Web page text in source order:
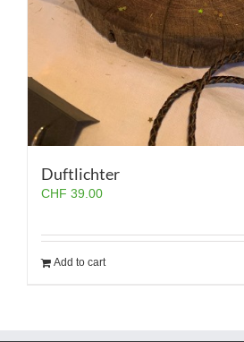
Duftlichter
CHF 39.00
Add to cart